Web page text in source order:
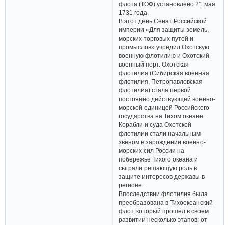
флота (ТОФ) установлено 21 мая
1731 года.
В этот день Сенат Российской
империи «Для защиты земель,
морских торговых путей и
промыслов» учредил Охотскую
военную флотилию и Охотский
военный порт. Охотская
флотилия (Сибирская военная
флотилия, Петропавловская
флотилия) стала первой
постоянно действующей военно-
морской единицей Российского
государства на Тихом океане.
Корабли и суда Охотской
флотилии стали начальным
звеном в зарождении военно-
морских сил России на
побережье Тихого океана и
сыграли решающую роль в
защите интересов державы в
регионе.
Впоследствии флотилия была
преобразована в Тихоокеанский
флот, который прошел в своем
развитии несколько этапов: от